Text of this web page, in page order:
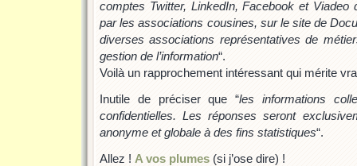
comptes Twitter, LinkedIn, Facebook et Viadeo
par les associations cousines, sur le site de
diverses associations représentatives de
gestion de l’information“.
Voilà un rapprochement intéressant qui mérite
Inutile de préciser que “les informations
confidentielles. Les réponses seront
anonyme et globale à des fins statistiques“.
Allez ! A vos plumes (si j’ose dire) !